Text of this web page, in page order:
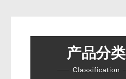
产品分类
Classification